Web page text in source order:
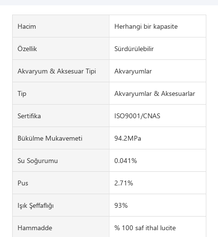
Hacim Herhangi bir kapasite
Özellik Sürdürülebilir
Akvaryum & Aksesuar Tipi Akvaryumlar
Tip Akvaryumlar & Aksesuarlar
Sertifika ISO9001/CNAS
Bükülme Mukavemeti 94.2MPa
Su Soğurumu 0.041%
Pus 2.71%
Işık Şeffaflığı 93%
Hammadde % 100 saf ithal lucite